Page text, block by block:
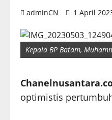
adminCN 1 April
Kepala BP Batam,
optimistis